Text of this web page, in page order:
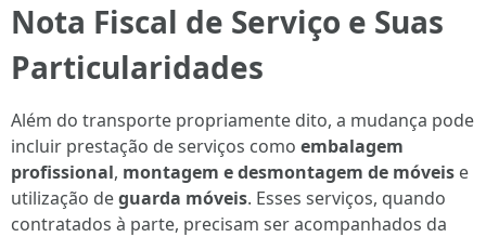
Nota Fiscal de Serviço e Suas
Particularidades
Além do transporte propriamente dito, a mudança pode
incluir prestação de serviços como embalagem
profissional, montagem e desmontagem de móveis e
utilização deguarda móveis. Esses serviços, quando
contratados à parte, precisam ser acompanhados da